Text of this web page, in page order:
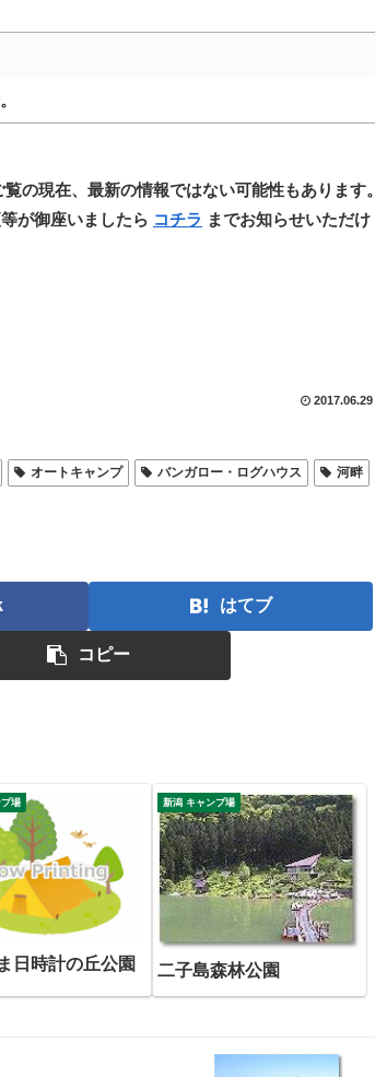
の現在、最新の情報ではない可能性もあります。
が御座いましたら コチラ までお知らせいただけ
2017.06.29
オートキャンプ バンガロー・ログハウス
河畔
はてブ
コピー
場
日時計の丘公園
新潟 キャンプ場
二子島森林公園